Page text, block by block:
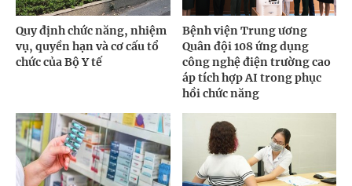
Quy định chức năng, nhiệm
vụ, quyền hạn và cơ cấu tổ
chức của Bộ Y tế
Bệnh viện Trung ương
Quân đội 108 ứng dụng
công nghệ điện trường cao
áp tích hợp AI trong phục
hồi chức năng